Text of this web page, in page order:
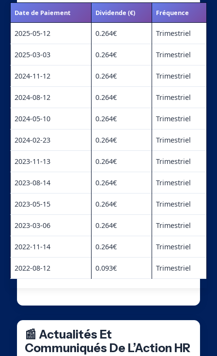
Date de Paiement Dividende (€) Fréquence
2025-05-12 0.264€ Trimestriel
2025-03-03 0.264€ Trimestriel
2024-11-12 0.264€ Trimestriel
2024-08-12 0.264€ Trimestriel
2024-05-10 0.264€ Trimestriel
2024-02-23 0.264€ Trimestriel
2023-11-13 0.264€ Trimestriel
2023-08-14 0.264€ Trimestriel
2023-05-15 0.264€ Trimestriel
2023-03-06 0.264€ Trimestriel
2022-11-14 0.264€ Trimestriel
2022-08-12 0.093€ Trimestriel
📰 Actualités Et
Communiqués De L’Action HR